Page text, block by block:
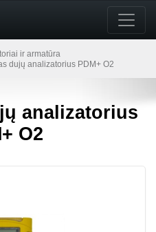
ir armatūra
dujų analizatorius PDM+ O2
analizatorius
O2